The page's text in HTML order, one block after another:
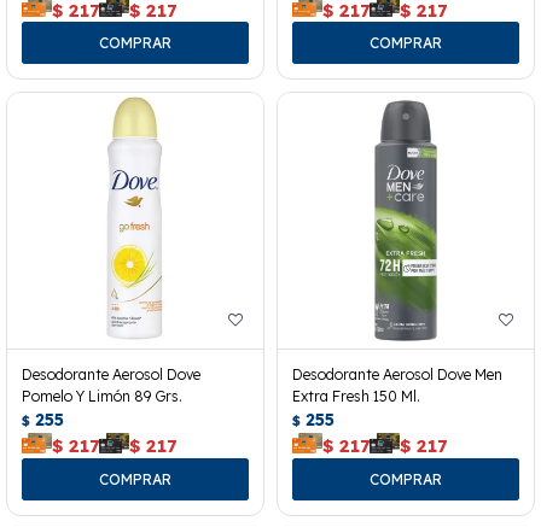
$ 217 $ 217 $ 217 $ 217
Desodorante Aerosol Dove
Pomelo Y Limón 89 Grs.
$ 255
$ 217 $ 217
Desodorante Aerosol Dove Men
Extra Fresh 150 Ml.
$ 255
$ 217 $ 217